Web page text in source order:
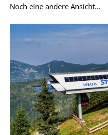
Noch eine andere Ansicht...